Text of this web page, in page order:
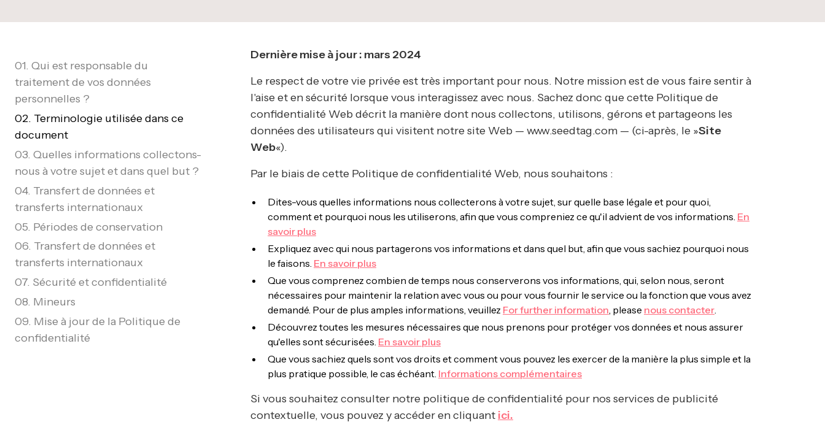
01. Qui est responsable du
traitement de vos données
personnelles ?
02. Terminologie utilisée dans ce
document
03. Quelles informations collectons-
nous à votre sujet et dans quel but ?
04. Transfert de données et
transferts internationaux
05. Périodes de conservation
06. Transfert de données et
transferts internationaux
07. Sécurité et confidentialité
08. Mineurs
09. Mise à jour de la Politique de
confidentialité
Dernière mise à jour : mars 2024
Le respect de votre vie privée est très important pour nous. Notre mission est de vous faire sentir à
l'aise et en sécurité lorsque vous interagissez avec nous. Sachez donc que cette Politique de
confidentialité Web décrit la manière dont nous collectons, utilisons, gérons et partageons les
données des utilisateurs qui visitent notre site Web — www.seedtag.com — (ci-après, le »Site
Web«).
Par le biais de cette Politique de confidentialité Web, nous souhaitons :
Dites-vous quelles informations nous collecterons à votre sujet, sur quelle base légale et pour quoi,
comment et pourquoi nous les utiliserons, afin que vous compreniez ce qu'il advient de vos informations. En
savoir plus
Expliquez avec qui nous partagerons vos informations et dans quel but, afin que vous sachiez pourquoi nous
le faisons. En savoir plus
Que vous comprenez combien de temps nous conserverons vos informations, qui, selon nous, seront
nécessaires pour maintenir la relation avec vous ou pour vous fournir le service ou la fonction que vous avez
demandé. Pour de plus amples informations, veuillez For further information, please nous contacter.
Découvrez toutes les mesures nécessaires que nous prenons pour protéger vos données et nous assurer
qu'elles sont sécurisées. En savoir plus
Que vous sachiez quels sont vos droits et comment vous pouvez les exercer de la manière la plus simple et la
plus pratique possible, le cas échéant. Informations complémentaires
Si vous souhaitez consulter notre politique de confidentialité pour nos services de publicité
contextuelle, vous pouvez y accéder en cliquant ici.